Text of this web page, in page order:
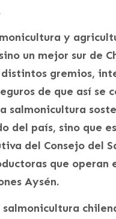
y
un mejor sur de
gremios,
de que así se
salmonicultura
del país, sino que
del Consejo del
que operan
Aysén.